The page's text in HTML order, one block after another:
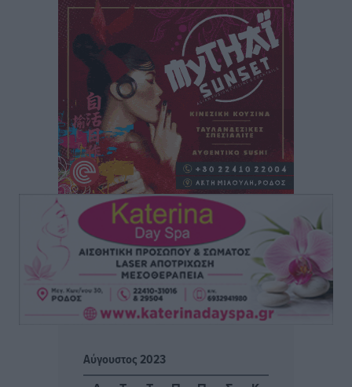
Άρης Αρχαγγέλου: Στο πλευρό του άτυχου Ιάκωβου
πριν 2 ώρες
Φοίβος: Η μεγάλη επιστροφή του Μπρένο Σαλβατιέρα
Αθλητικά• πριν 2 ώρες
Κλεάνθης: Έτοιμες οι κάρτες διαρκείας της νέας
σεζόν
Αθλητικά πριν 2 ώρες
Ατρόμητος Διμυλιάς: Ο Μαργαρίτης και μία
αδιαπραγμάτευτη φιλοσοφία
Αθλητικά• πριν 2 ώρες
Παπαεμμανουήλ
πριν 3 ώρες
Αύγουστος 2023